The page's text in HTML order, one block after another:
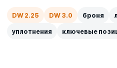
DW 2.25 DW 3.0 броня
уплотнения ключевые